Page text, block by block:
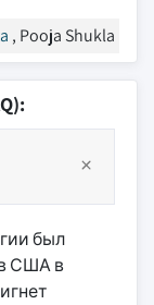
, Pooja Shukla
был
США в